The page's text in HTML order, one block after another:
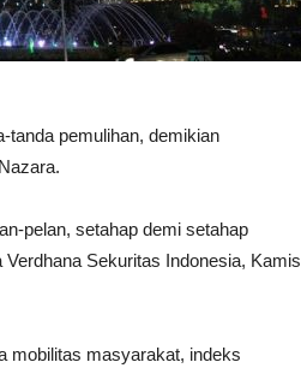
tanda pemulihan, demikian
pelan, setahap demi setahap
Sekuritas Indonesia, Kamis
mobilitas masyarakat, indeks